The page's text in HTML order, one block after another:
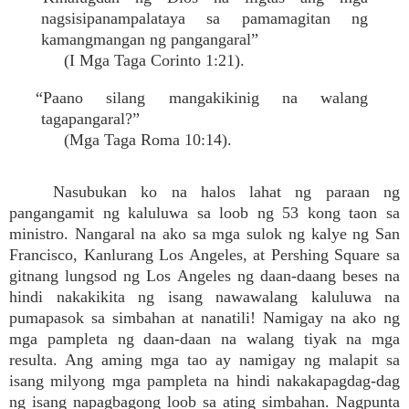
nagsisipanampalataya sa pamamagitan ng
kamangmangan ng pangangaral”
(I Mga Taga Corinto 1:21).
“Paano silang mangakikinig na walang
tagapangaral?”
(Mga Taga Roma 10:14).
Nasubukan ko na halos lahat ng paraan ng
pangangamit ng kaluluwa sa loob ng 53 kong taon sa
ministro. Nangaral na ako sa mga sulok ng kalye ng San
Francisco, Kanlurang Los Angeles, at Pershing Square sa
gitnang lungsod ng Los Angeles ng daan-daang beses na
hindi nakakikita ng isang nawawalang kaluluwa na
pumapasok sa simbahan at nanatili! Namigay na ako ng
mga pampleta ng daan-daan na walang tiyak na mga
resulta. Ang aming mga tao ay namigay ng malapit sa
isang milyong mga pampleta na hindi nakakapagdag-dag
ng isang napagbagong loob sa ating simbahan. Nagpunta